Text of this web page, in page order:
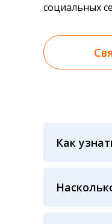
социальных
Как
анализов
Гарантия